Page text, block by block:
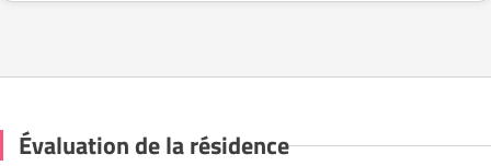
Évaluation de la résidence